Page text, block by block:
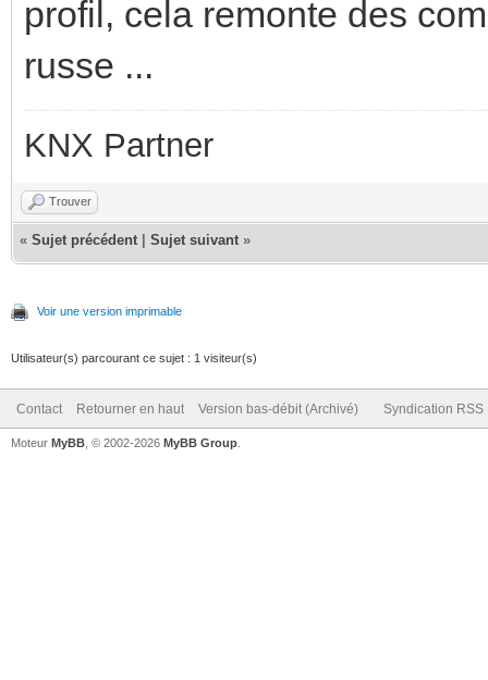
profil, cela remonte des
russe ...
KNX Partner
Trouver
« Sujet précédent Sujet suivant »
Voir une version imprimable
Utilisateur(s) parcourant ce sujet : 1 visiteur(s)
Contact Retourner en haut Version bas-débit (Archivé) Syndication RSS
Moteur MyBB , © 2002-2026 MyBB Group